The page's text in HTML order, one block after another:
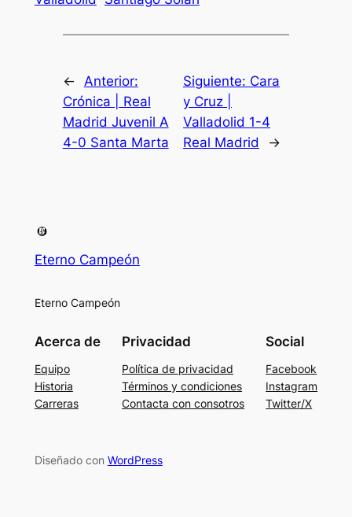
←
Anterior:
Crónica | Real
Madrid Juvenil A
4-0 Santa Marta
Siguiente: Cara
y Cruz |
Valladolid 1-4
Real Madrid
→
Eterno Campeón
Eterno Campeón
Acerca de
Equipo
Historia
Carreras
Privacidad
Política de privacidad
Términos y condiciones
Contacta con consotros
Social
Facebook
Instagram
Twitter/X
Diseñado con WordPress